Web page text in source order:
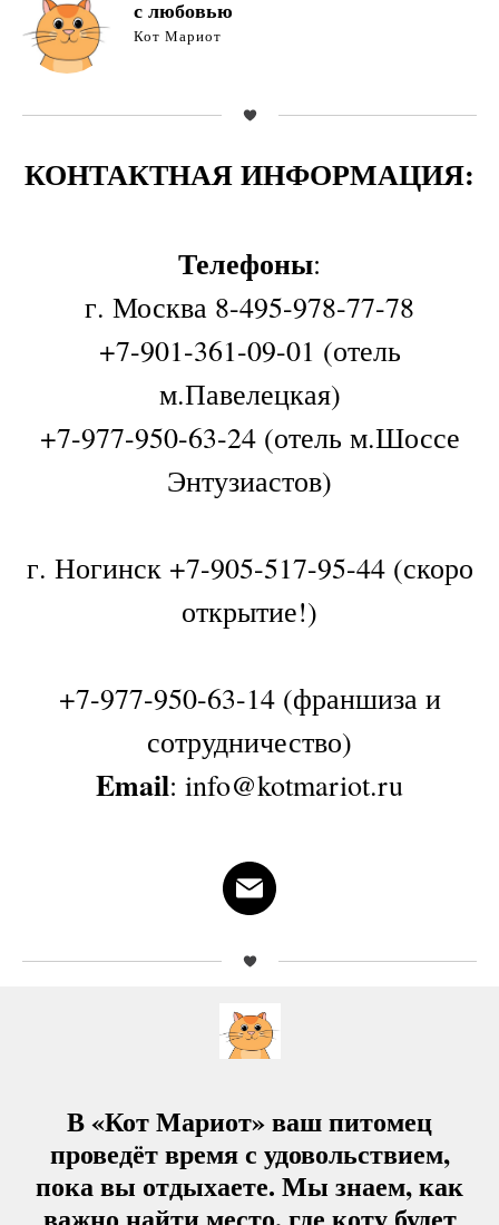
с любовью
Кот Мариот
КОНТАКТНАЯ ИНФОРМАЦИЯ:
Телефоны:
г. Москва 8-495-978-77-78
+7-901-361-09-01 (отель
м.Павелецкая)
+7-977-950-63-24 (отель м.Шоссе
Энтузиастов)
г. Ногинск +7-905-517-95-44 (скоро
открытие!)
+7-977-950-63-14 (франшиза и
сотрудничество)
Email: info@kotmariot.ru
В «Кот Мариот» ваш питомец
проведёт время с удовольствием,
пока вы отдыхаете. Мы знаем, как